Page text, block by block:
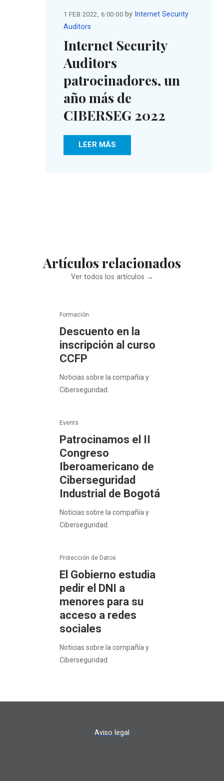
1 FEB 2022, 6:00:00 by Internet Security
Auditors
Internet Security
Auditors
patrocinadores, un
año más de
CIBERSEG 2022
LEER MÁS
Artículos relacionados
Ver todos los artículos →
Formación
Descuento en la
inscripción al curso
CCFP
Noticias sobre la compañía y
Ciberseguridad.
Events
Patrocinamos el II
Congreso
Iberoamericano de
Ciberseguridad
Industrial de Bogotá
Noticias sobre la compañía y
Ciberseguridad.
Protección de Datos
El Gobierno estudia
pedir el DNI a
menores para su
acceso a redes
sociales
Noticias sobre la compañía y
Ciberseguridad.
Aviso legal